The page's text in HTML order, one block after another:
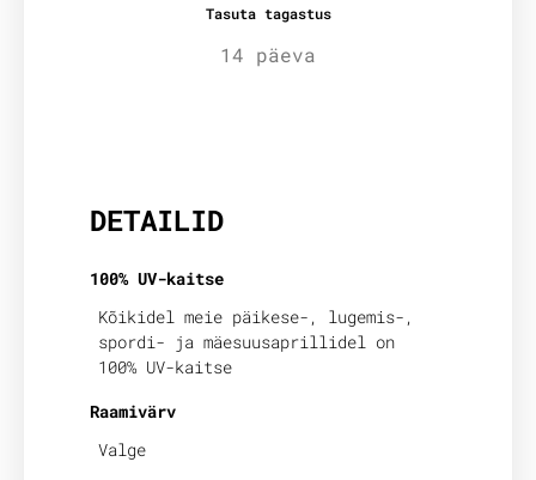
Tasuta tagastus
14 päeva
DETAILID
100% UV-kaitse
Kõikidel meie päikese-, lugemis-,
spordi- ja mäesuusaprillidel on
100% UV-kaitse
Raamivärv
Valge